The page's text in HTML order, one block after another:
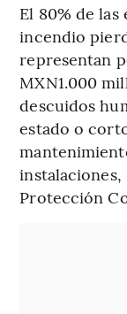
El 80% de
incendio
representan
MXN1.000
descuidos
estado o
instalaciones,
Protección